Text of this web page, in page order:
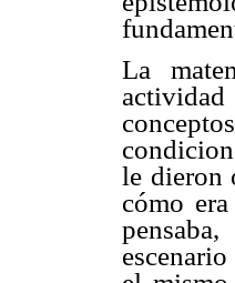
La
le dieron
cómo